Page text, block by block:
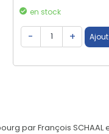
en stock
par François